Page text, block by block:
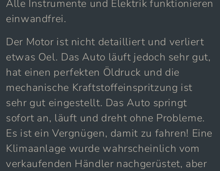
Alle Instrumente und Elektrik funktionieren
einwandfrei.
Der Motor ist nicht detailliert und verliert
etwas Oel. Das Auto läuft jedoch sehr gut,
hat einen perfekten Öldruck und die
mechanische Kraftstoffeinspritzung ist
sehr gut eingestellt. Das Auto springt
sofort an, läuft und dreht ohne Probleme.
Es ist ein Vergnügen, damit zu fahren! Eine
Klimaanlage wurde wahrscheinlich vom
verkaufenden Händler nachgerüstet, aber